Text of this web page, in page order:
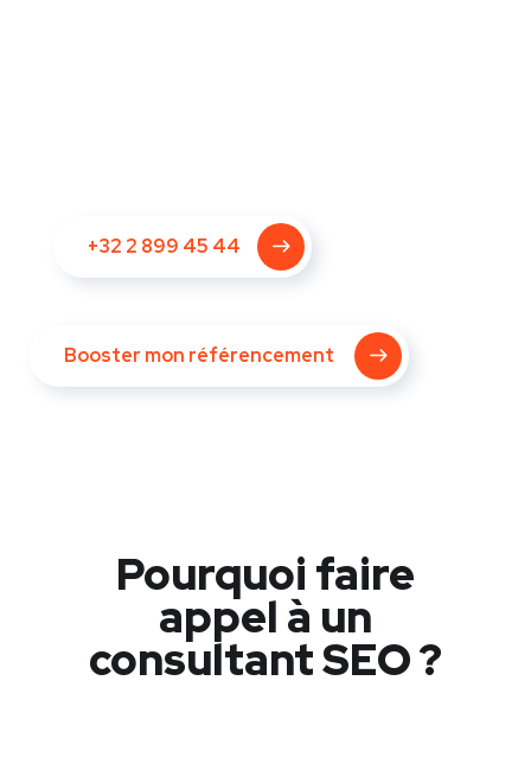
+32 2 899 45 44
Booster mon référencement
Pourquoi faire
appel à un
consultant SEO ?